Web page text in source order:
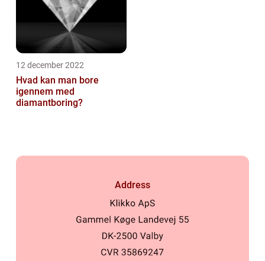
12 december 2022
Hvad kan man bore
igennem med
diamantboring?
Address